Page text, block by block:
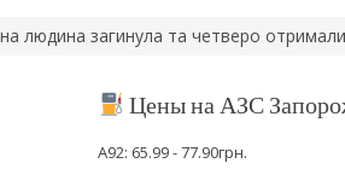
загинула та четверо отримали
Цены на АЗС
А92: 65.99 - 77.90грн.